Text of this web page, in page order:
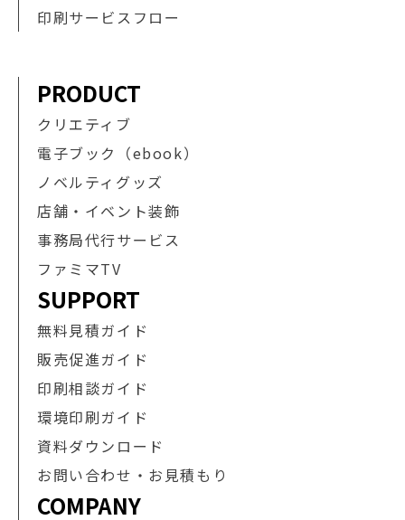
印刷サービスフロー
PRODUCT
クリエティブ
電子ブック（ebook）
ノベルティグッズ
店舗・イベント装飾
事務局代行サービス
ファミマTV
SUPPORT
無料見積ガイド
販売促進ガイド
印刷相談ガイド
環境印刷ガイド
資料ダウンロード
お問い合わせ・お見積もり
COMPANY